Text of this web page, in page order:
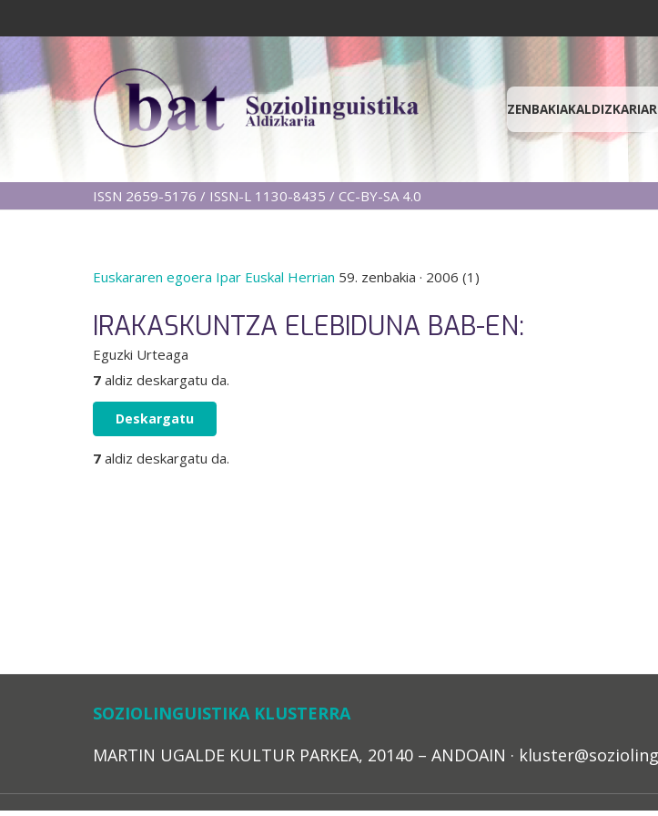
ZENBAKIAK
ISSN 2659-5176 / ISSN-L 1130-8435 / CC-BY-SA 4.0
Euskararen egoera Ipar Euskal Herrian 59. zenbakia · 2006 (1)
IRAKASKUNTZA ELEBIDUNA BAB-EN:
Eguzki Urteaga
7 aldiz deskargatu da.
Deskargatu
7 aldiz deskargatu da.
SOZIOLINGUISTIKA KLUSTERRA
MARTIN UGALDE KULTUR PARKEA, 20140 – ANDOAIN ·